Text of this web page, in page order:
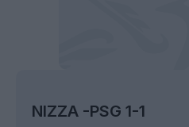
NIZZA -PSG 1-1